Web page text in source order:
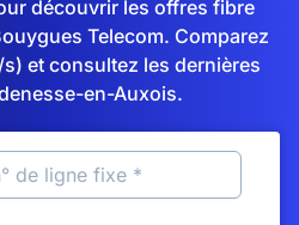
découvrir les offres fibre
Telecom. Comparez
et consultez les dernières
en-Auxois.